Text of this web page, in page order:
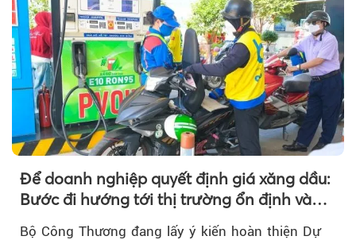
Theo
Để doanh nghiệp quyết định giá xăng dầu:
Bước đi hướng tới thị trường ổn định và
Bộ Công Thương đang lấy ý kiến hoàn thiện Dự